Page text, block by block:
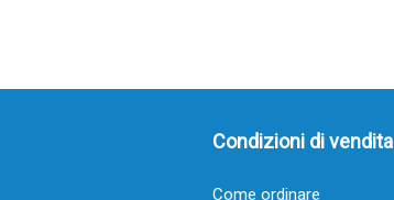
Condizioni di vendita
Come ordinare